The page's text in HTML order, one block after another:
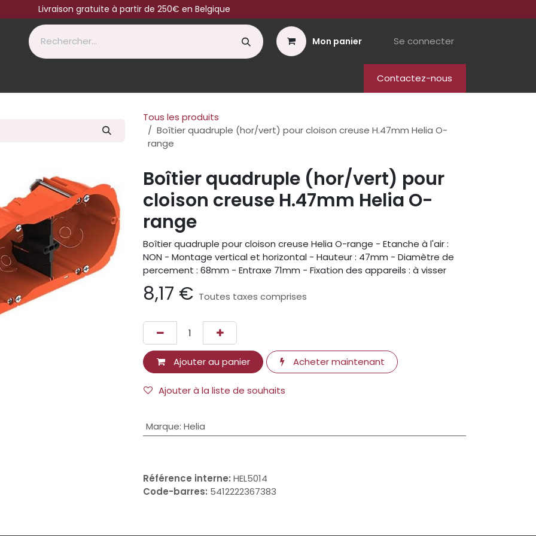
Livraison gratuite à partir de 250€ en Belgique
Mon panier Se connecter
Contactez-nous
Tous les produits
Boîtier quadruple (hor/vert) pour cloison creuse H.47mm Helia O-
range
Boîtier quadruple (hor/vert) pour
cloison creuse H.47mm Helia O-
range
Boîtier quadruple pour cloison creuse Helia O-range - Etanche à l'air :
NON - Montage vertical et horizontal - Hauteur : 47mm - Diamètre de
percement : 68mm - Entraxe 71mm - Fixation des appareils : à visser
8,17 € Toutes taxes comprises
Ajouter au panier Acheter maintenant
Ajouter à la liste de souhaits
Marque: Helia
Référence interne: HEL5014
Code-barres: 5412222367383